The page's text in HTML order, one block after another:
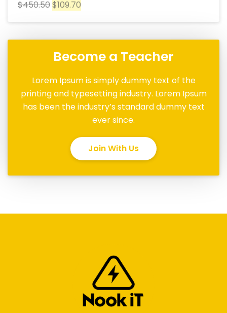
$450.50$109.70
Become a Teacher
Lorem Ipsum is simply dummy text of the
printing and typesetting industry. Lorem Ipsum
has been the industry’s standard dummy text
ever since.
Join With Us